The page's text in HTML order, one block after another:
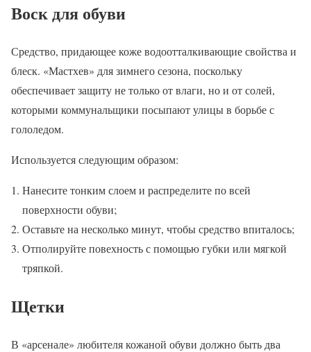
Воск для обуви
Средство, придающее коже водоотталкивающие свойства и
блеск. «Мастхев» для зимнего сезона, поскольку
обеспечивает защиту не только от влаги, но и от солей,
которыми коммунальщики посыпают улицы в борьбе с
гололедом.
Используется следующим образом:
Нанесите тонким слоем и распределите по всей
поверхности обуви;
Оставьте на несколько минут, чтобы средство впиталось;
Отполируйте повехность с помощью губки или мягкой
тряпкой.
Щетки
В «арсенале» любителя кожаной обуви должно быть два